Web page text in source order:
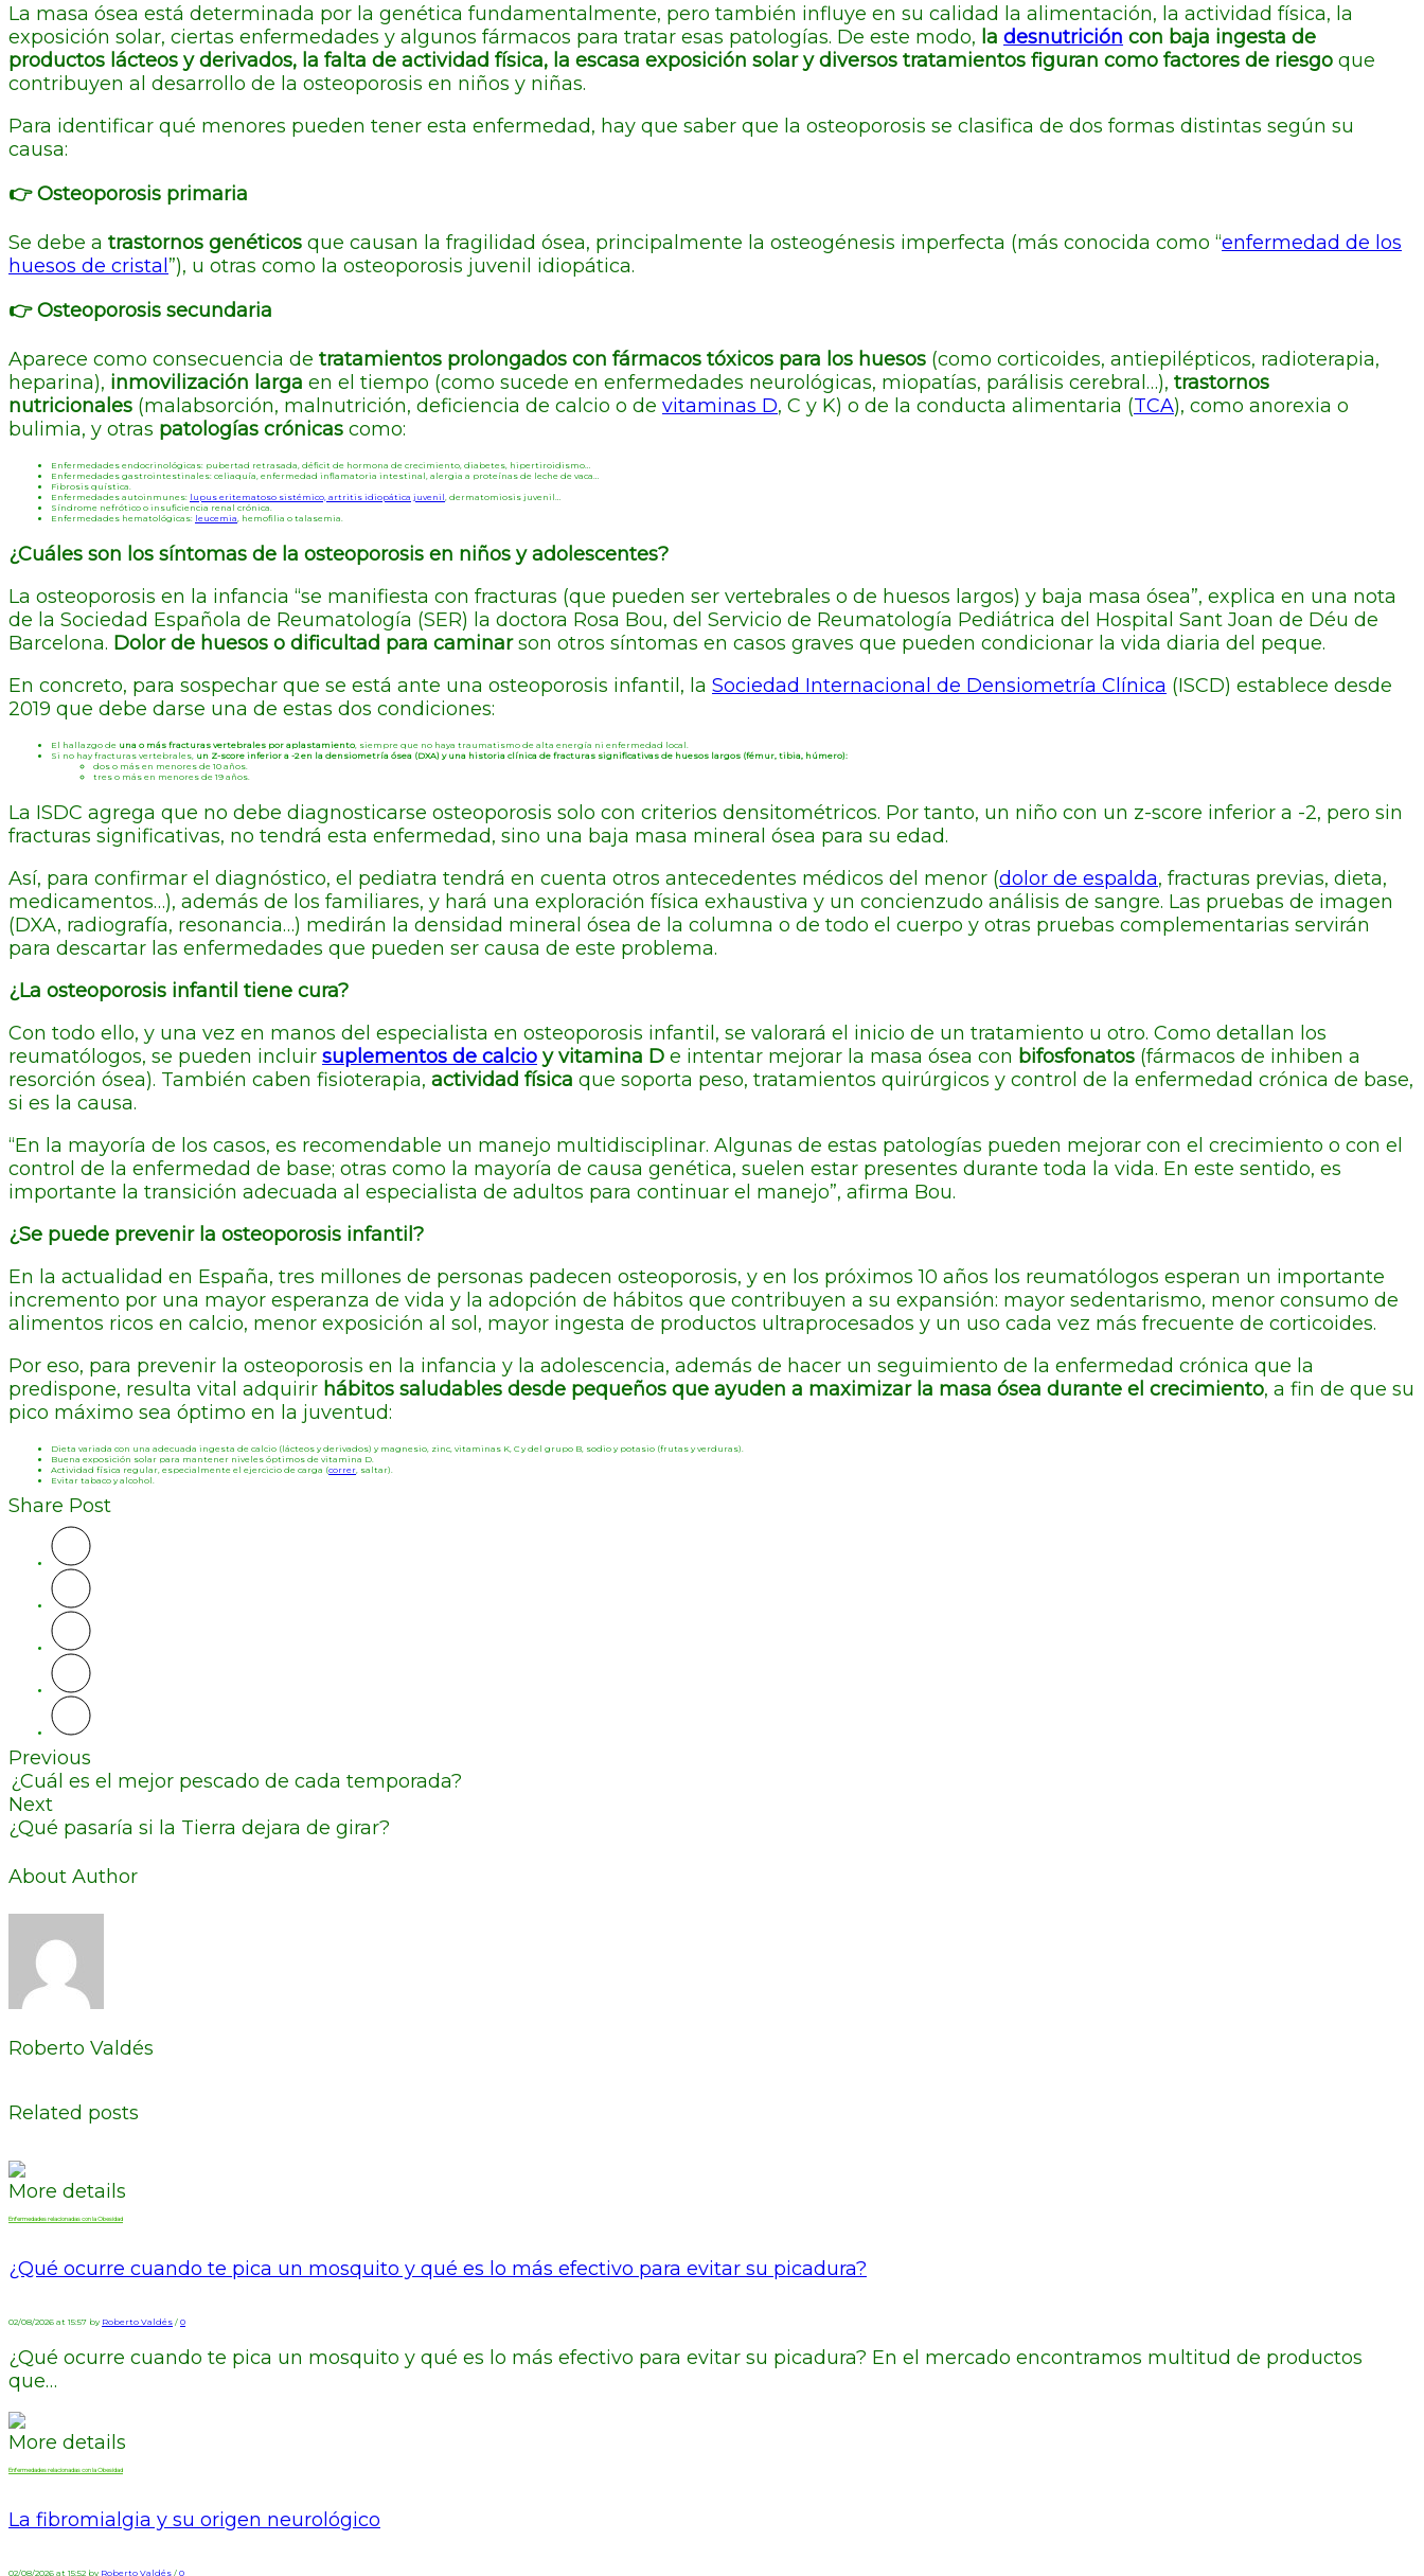
La masa ósea está determinada por la genética fundamentalmente, pero también influye en su calidad la alimentación, la actividad física, la
exposición solar, ciertas enfermedades y algunos fármacos para tratar esas patologías. De este modo, la desnutrición con baja ingesta de
productos lácteos y derivados, la falta de actividad física, la escasa exposición solar y diversos tratamientos figuran como factores de riesgo que
contribuyen al desarrollo de la osteoporosis en niños y niñas.
Para identificar qué menores pueden tener esta enfermedad, hay que saber que la osteoporosis se clasifica de dos formas distintas según su
causa:
👉​ Osteoporosis primaria
Se debe a trastornos genéticos que causan la fragilidad ósea, principalmente la osteogénesis imperfecta (más conocida como “enfermedad de los
huesos de cristal ”), u otras como la osteoporosis juvenil idiopática.
👉​ Osteoporosis secundaria
Aparece como consecuencia de tratamientos prolongados con fármacos tóxicos para los huesos (como corticoides, antiepilépticos, radioterapia,
heparina), inmovilización larga en el tiempo (como sucede en enfermedades neurológicas, miopatías, parálisis cerebral…), trastornos
nutricionales (malabsorción, malnutrición, deficiencia de calcio o de vitaminas D, C y K) o de la conducta alimentaria (TCA), como anorexia o
bulimia, y otras patologías crónicas como:
Enfermedades endocrinológicas: pubertad retrasada, déficit de hormona de crecimiento, diabetes, hipertiroidismo…
Enfermedades gastrointestinales: celiaquía, enfermedad inflamatoria intestinal, alergia a proteínas de leche de vaca…
Fibrosis quística.
Enfermedades autoinmunes: lupus eritematoso sistémico, artritis idiopática juvenil , dermatomiosis juvenil…
Síndrome nefrótico o insuficiencia renal crónica.
Enfermedades hematológicas: leucemia , hemofilia o talasemia.
¿Cuáles son los síntomas de la osteoporosis en niños y adolescentes?
La osteoporosis en la infancia “se manifiesta con fracturas (que pueden ser vertebrales o de huesos largos) y baja masa ósea”, explica en una nota
de la Sociedad Española de Reumatología (SER) la doctora Rosa Bou, del Servicio de Reumatología Pediátrica del Hospital Sant Joan de Déu de
Barcelona. Dolor de huesos o dificultad para caminarson otros síntomas en casos graves que pueden condicionar la vida diaria del peque.
En concreto, para sospechar que se está ante una osteoporosis infantil, la Sociedad Internacional de Densiometría Clínica (ISCD) establece desde
2019 que debe darse una de estas dos condiciones:
El hallazgo de una o más fracturas vertebrales por aplastamiento , siempre que no haya traumatismo de alta energía ni enfermedad local.
Si no hay fracturas vertebrales, un Z-score inferior a -2 en la densiometría ósea (DXA) y una historia clínica de fracturas significativas de huesos largos (fémur, tibia, húmero):
dos o más en menores de 10 años.
tres o más en menores de 19 años.
La ISDC agrega que no debe diagnosticarse osteoporosis solo con criterios densitométricos. Por tanto, un niño con un z-score inferior a -2, pero sin
fracturas significativas, no tendrá esta enfermedad, sino una baja masa mineral ósea para su edad.
Así, para confirmar el diagnóstico, el pediatra tendrá en cuenta otros antecedentes médicos del menor (dolor de espalda, fracturas previas, dieta,
medicamentos…), además de los familiares, y hará una exploración física exhaustiva y un concienzudo análisis de sangre. Las pruebas de imagen
(DXA, radiografía, resonancia…) medirán la densidad mineral ósea de la columna o de todo el cuerpo y otras pruebas complementarias servirán
para descartar las enfermedades que pueden ser causa de este problema.
¿La osteoporosis infantil tiene cura?
Con todo ello, y una vez en manos del especialista en osteoporosis infantil, se valorará el inicio de un tratamiento u otro. Como detallan los
reumatólogos, se pueden incluir suplementos de calcio y vitamina D e intentar mejorar la masa ósea con bifosfonatos (fármacos de inhiben a
resorción ósea). También caben fisioterapia, actividad física que soporta peso, tratamientos quirúrgicos y control de la enfermedad crónica de base,
si es la causa.
“En la mayoría de los casos, es recomendable un manejo multidisciplinar. Algunas de estas patologías pueden mejorar con el crecimiento o con el
control de la enfermedad de base; otras como la mayoría de causa genética, suelen estar presentes durante toda la vida. En este sentido, es
importante la transición adecuada al especialista de adultos para continuar el manejo”, afirma Bou.
¿Se puede prevenir la osteoporosis infantil?
En la actualidad en España, tres millones de personas padecen osteoporosis, y en los próximos 10 años los reumatólogos esperan un importante
incremento por una mayor esperanza de vida y la adopción de hábitos que contribuyen a su expansión: mayor sedentarismo, menor consumo de
alimentos ricos en calcio, menor exposición al sol, mayor ingesta de productos ultraprocesados y un uso cada vez más frecuente de corticoides.
Por eso, para prevenir la osteoporosis en la infancia y la adolescencia, además de hacer un seguimiento de la enfermedad crónica que la
predispone, resulta vital adquirir hábitos saludables desde pequeños que ayuden a maximizar la masa ósea durante el crecimiento, a fin de que su
pico máximo sea óptimo en la juventud:
Dieta variada con una adecuada ingesta de calcio (lácteos y derivados) y magnesio, zinc, vitaminas K, C y del grupo B, sodio y potasio (frutas y verduras).
Buena exposición solar para mantener niveles óptimos de vitamina D.
Actividad física regular, especialmente el ejercicio de carga (correr , saltar).
Evitar tabaco y alcohol.
Share Post
Previous
¿Cuál es el mejor pescado de cada temporada?
Next
¿Qué pasaría si la Tierra dejara de girar?
About Author
Roberto Valdés
Related posts
More details
Enfermedades relacionadas con la Obesidad
¿Qué ocurre cuando te pica un mosquito y qué es lo más efectivo para evitar su picadura?
02/08/2026 at 15:57 by Roberto Valdés / 0
¿Qué ocurre cuando te pica un mosquito y qué es lo más efectivo para evitar su picadura? En el mercado encontramos multitud de productos
que…
More details
Enfermedades relacionadas con la Obesidad
La fibromialgia y su origen neurológico
02/08/2026 at 15:52 by Roberto Valdés / 0